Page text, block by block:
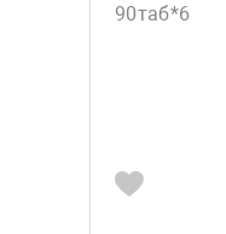
90таб*6